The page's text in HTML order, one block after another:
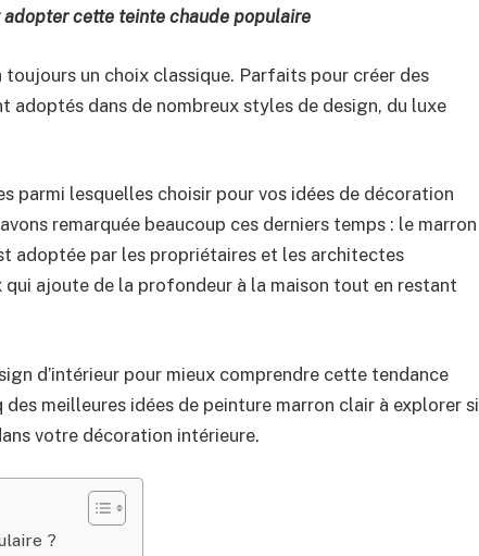
cette teinte chaude populaire
toujours un choix classique. Parfaits pour créer des
adoptés dans de nombreux styles de design, du luxe
parmi lesquelles choisir pour vos idées de décoration
remarquée beaucoup ces derniers temps : le marron
adoptée par les propriétaires et les architectes
qui ajoute de la profondeur à la maison tout en restant
d’intérieur pour mieux comprendre cette tendance
meilleures idées de peinture marron clair à explorer si
votre décoration intérieure.
?